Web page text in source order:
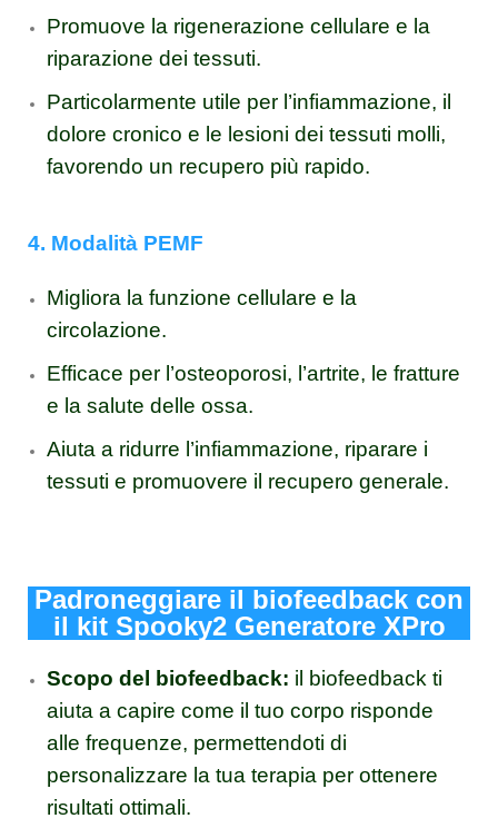
Promuove la rigenerazione cellulare e la
riparazione dei tessuti.
Particolarmente utile per l’infiammazione, il
dolore cronico e le lesioni dei tessuti molli,
favorendo un recupero più rapido.
4. Modalità PEMF
Migliora la funzione cellulare e la
circolazione.
Efficace per l’osteoporosi, l’artrite, le fratture
e la salute delle ossa.
Aiuta a ridurre l’infiammazione, riparare i
tessuti e promuovere il recupero generale.
Padroneggiare il biofeedback con
il kit Spooky2 Generatore XPro
Scopo del biofeedback: il biofeedback ti
aiuta a capire come il tuo corpo risponde
alle frequenze, permettendoti di
personalizzare la tua terapia per ottenere
risultati ottimali.